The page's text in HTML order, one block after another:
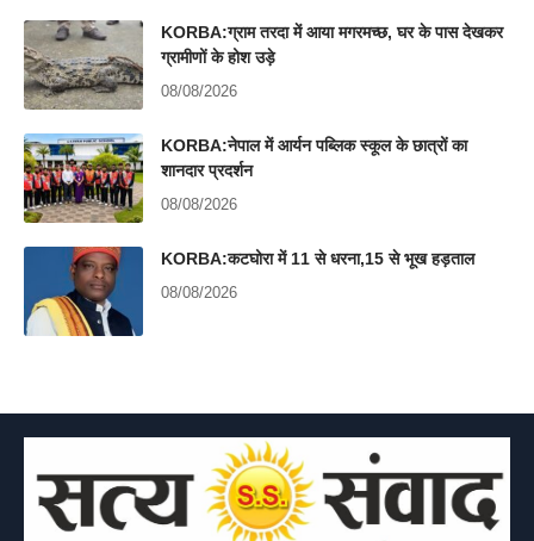
KORBA:ग्राम तरदा में आया मगरमच्छ, घर के पास देखकर
ग्रामीणों के होश उड़े
08/08/2026
KORBA:नेपाल में आर्यन पब्लिक स्कूल के छात्रों का
शानदार प्रदर्शन
08/08/2026
KORBA:कटघोरा में 11 से धरना,15 से भूख हड़ताल
08/08/2026